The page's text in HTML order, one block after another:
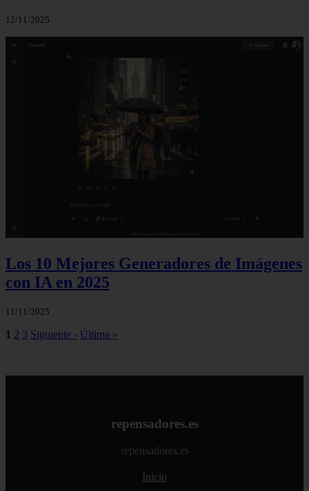
12/11/2025
Los 10 Mejores Generadores de Imágenes
con IA en 2025
11/11/2025
1 2 3 Siguiente › Última »
repensadores.es
repensadores.es
Inicio